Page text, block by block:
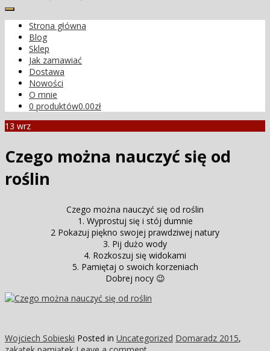
Strona główna
Blog
Sklep
Jak zamawiać
Dostawa
Nowości
O mnie
0 produktów0.00zł
13 wrz
Czego można nauczyć się od
roślin
Czego można nauczyć się od roślin
1. Wyprostuj się i stój dumnie
2 Pokazuj piękno swojej prawdziwej natury
3. Pij dużo wody
4. Rozkoszuj się widokami
5. Pamiętaj o swoich korzeniach
Dobrej nocy 😉
Wojciech Sobieski Posted in Uncategorized Domaradz 2015,